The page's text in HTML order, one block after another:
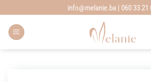
to
content
info@melanie.ba | 060 33 21